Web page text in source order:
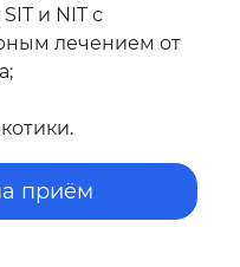
и NIT с
лечением от
приём